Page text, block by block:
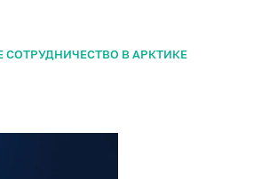
В АРКТИКЕ